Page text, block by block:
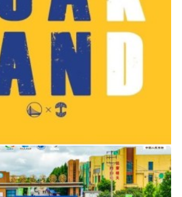
浦获得角球机会，范戴克头球攻
尔达什维利 / 柯蒂斯·琼斯、科
麦斯）、范戴克、凯尔凯兹 / 赫拉
克） / 哈克波（77’费代里科·基
2019-06-14 01:03